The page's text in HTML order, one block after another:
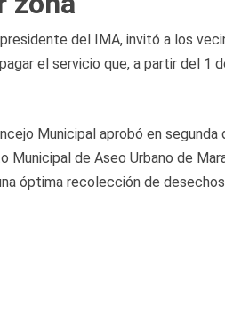
del IMA, invitó a los
el servicio que, a partir del 1
Municipal aprobó en
Municipal de Aseo Urbano de
óptima recolección de